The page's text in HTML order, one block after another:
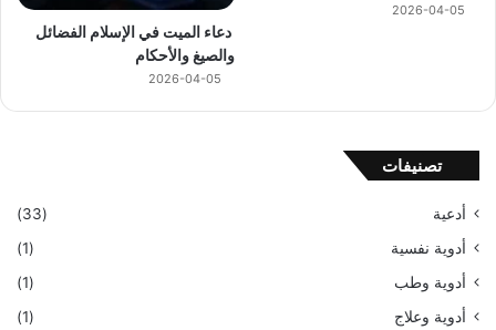
2026-04-05
دعاء الميت في الإسلام الفضائل
والصيغ والأحكام
2026-04-05
تصنيفات
أدعية
(33)
أدوية نفسية
(1)
أدوية وطب
(1)
أدوية وعلاج
(1)